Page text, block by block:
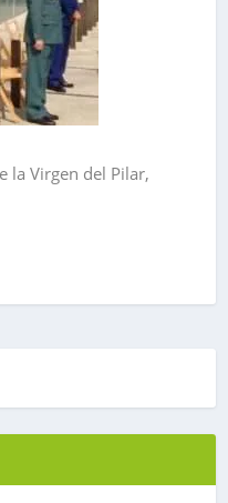
la Virgen del Pilar,